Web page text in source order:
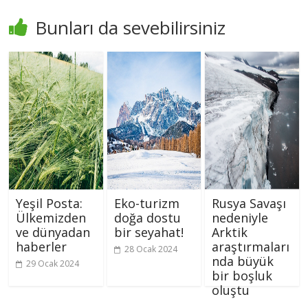
Bunları da sevebilirsiniz
Yeşil Posta:
Ülkemizden
ve dünyadan
haberler
29 Ocak 2024
Eko-turizm
doğa dostu
bir seyahat!
28 Ocak 2024
Rusya Savaşı
nedeniyle
Arktik
araştırmaları
nda büyük
bir boşluk
oluştu